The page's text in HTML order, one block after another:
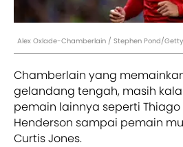
Alex Oxlade-Chamberlain / Stephen Pond/
Chamberlain yang
gelandang tengah, masih
pemain lainnya seperti
Henderson sampai pemain
Curtis Jones.